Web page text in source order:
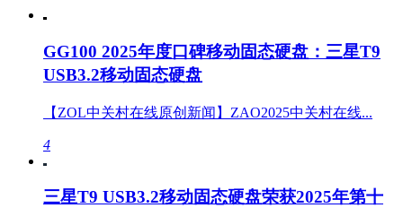
GG100 2025年度口碑移动固态硬盘：三星T9
USB3.2移动固态硬盘
【ZOL中关村在线原创新闻】ZAO2025中关村在线...
4
三星T9 USB3.2移动固态硬盘荣获2025年第十